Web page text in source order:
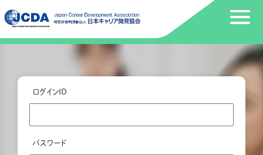
ログインID
パスワード